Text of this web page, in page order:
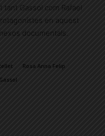
Gassol com Rafael
en aquest
documentals.
Rosa Anna Felip